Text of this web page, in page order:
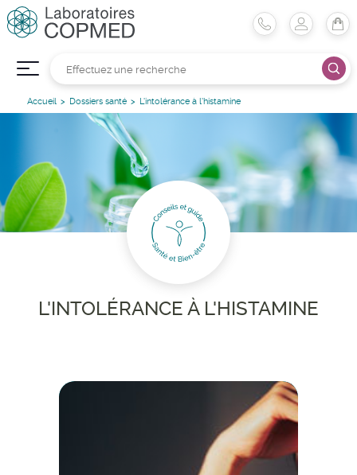
Accueil Dossiers santé L'intolérance à l'histamine
L'INTOLÉRANCE À L'HISTAMINE